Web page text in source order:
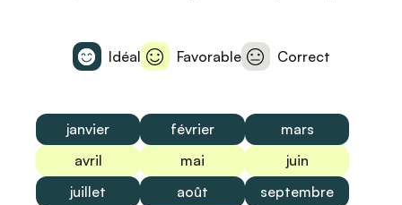
Idéal Favorable Correct
janvier février
mars
avril
mai
juin
juillet
août
septembre